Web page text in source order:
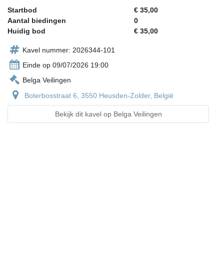
Startbod
€ 35,00
Aantal biedingen
0
Huidig bod
€ 35,00
Kavel nummer: 2026344-101
Einde op 09/07/2026 19:00
Belga Veilingen
Boterbosstraat 6, 3550 Heusden-Zolder, België
Bekijk dit kavel op Belga Veilingen